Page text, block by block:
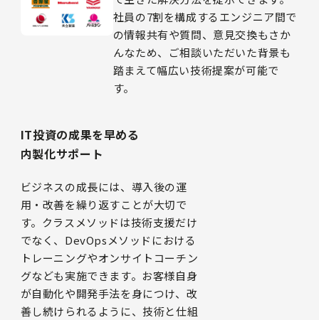
社員の7割を構成するエンジニア間で
の情報共有や質問、意見交換もさか
んなため、ご相談いただいた背景も
踏まえて幅広い技術提案が可能で
す。
IT投資の成果を早める
内製化サポート
ビジネスの成長には、導入後の運
用・改善を繰り返すことが大切で
す。クラスメソッドは技術支援だけ
でなく、DevOpsメソッドにおける
トレーニングやオンサイトコーチン
グなども実施できます。お客様自身
が自動化や開発手法を身につけ、改
善し続けられるように、技術と仕組